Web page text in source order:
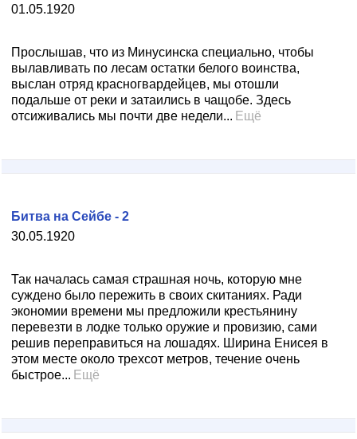
01.05.1920
Прослышав, что из Минусинска специально, чтобы
вылавливать по лесам остатки белого воинства,
выслан отряд красногвардейцев, мы отошли
подальше от реки и затаились в чащобе. Здесь
отсиживались мы почти две недели... Ещё
30.05.1920
Битва на Сейбе - 2
Так началась самая страшная ночь, которую мне
суждено было пережить в своих скитаниях. Ради
экономии времени мы предложили крестьянину
перевезти в лодке только оружие и провизию, сами
решив переправиться на лошадях. Ширина Енисея в
этом месте около трехсот метров, течение очень
быстрое... Ещё